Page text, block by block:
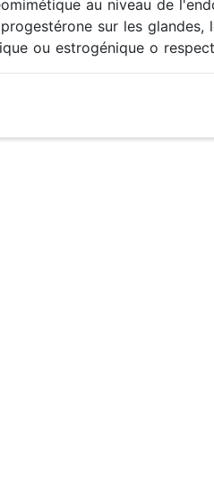
au niveau de
sur les glandes,
ou estrogénique o